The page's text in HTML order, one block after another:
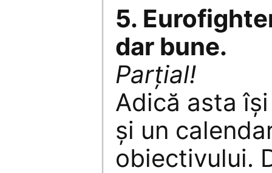
5.
dar bune.
Parţial!
Adică asta
şi un
obiectivului.